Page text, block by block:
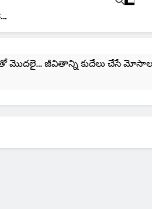
మొదలై… జీవితాన్ని కుదేలు చేసే మోసాలు..!!